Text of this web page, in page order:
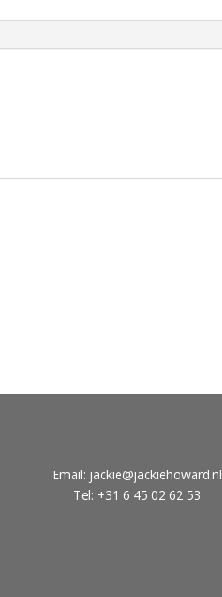
Email: jackie@jackiehoward.nl
Tel: +31 6 45 02 62 53